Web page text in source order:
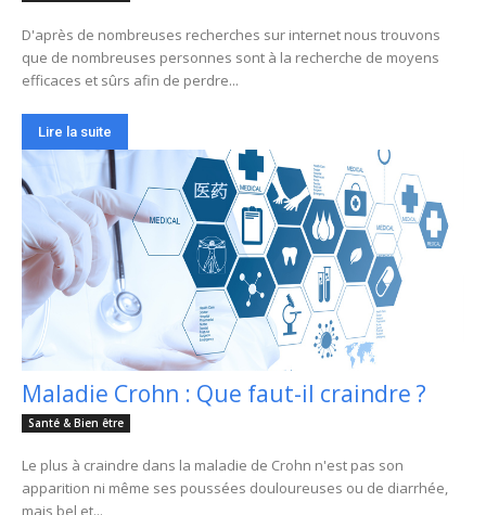
D'après de nombreuses recherches sur internet nous trouvons
que de nombreuses personnes sont à la recherche de moyens
efficaces et sûrs afin de perdre...
Lire la suite
Maladie Crohn : Que faut-il craindre ?
Santé & Bien être
Le plus à craindre dans la maladie de Crohn n'est pas son
apparition ni même ses poussées douloureuses ou de diarrhée,
mais bel et...